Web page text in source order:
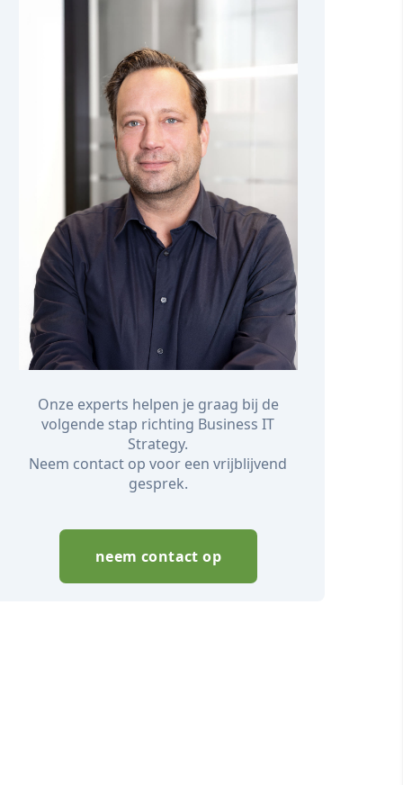
Onze experts helpen je graag bij de
volgende stap richting Business IT
Strategy.
Neem contact op voor een vrijblijvend
gesprek.
neem contact op